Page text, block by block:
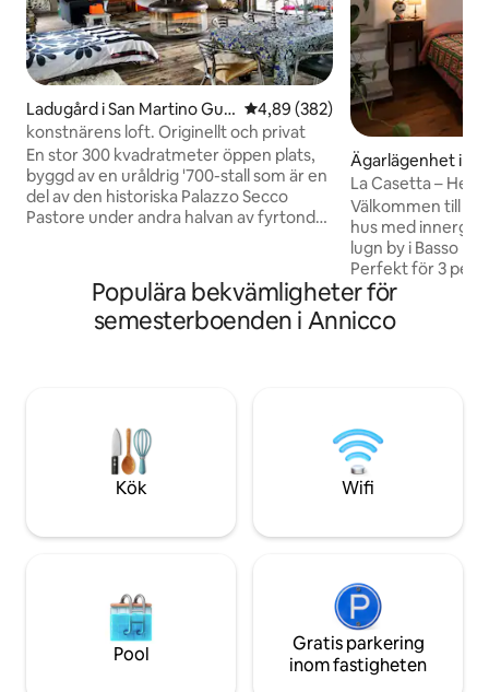
Ladugård i San Martino Gus
nago
4,89 av 5 i genomsnittligt
4,89 (382)
konstnärens loft. Originellt och privat
En stor 300 kvadratmeter öppen plats,
byggd av en uråldrig '700-stall som är en
del av den historiska Palazzo Secco
Pastore under andra halvan av fyrtonde
parken inhägnad av gamla väggar. Jag
har passionerat möblerat det genom att
skapa en blandning av olika epoker, vilket
Ägarlägenhet i
La Casetta –
Välkommen till
hus med
lugn by i Basso
Perfekt för 3
utrustat kök, ett
bäddsoffa, ett
ett badrum, Wi-Fi
interagerar med
gör vistelsen till
också.
Populära bekvämligheter för
semesterboenden i Annicco
Kök Wifi
Pool
Gratis parkering
inom fastigheten